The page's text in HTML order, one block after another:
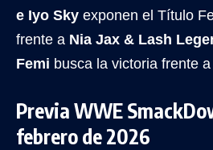
e Iyo Sky exponen el Título
frente a Nia Jax & Lash
Femi busca la victoria frente a
Previa WWE
febrero de 2026